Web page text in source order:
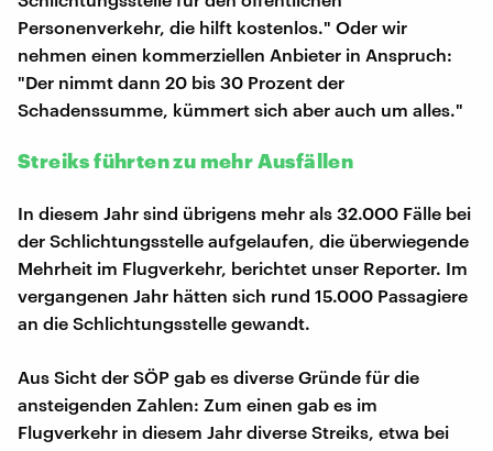
Personenverkehr, die hilft kostenlos." Oder wir
nehmen einen kommerziellen Anbieter in Anspruch:
"Der nimmt dann 20 bis 30 Prozent der
Schadenssumme, kümmert sich aber auch um alles."
Streiks führten zu mehr Ausfällen
In diesem Jahr sind übrigens mehr als 32.000 Fälle bei
der Schlichtungsstelle aufgelaufen, die überwiegende
Mehrheit im Flugverkehr, berichtet unser Reporter. Im
vergangenen Jahr hätten sich rund 15.000 Passagiere
an die Schlichtungsstelle gewandt.
Aus Sicht der SÖP gab es diverse Gründe für die
ansteigenden Zahlen: Zum einen gab es im
Flugverkehr in diesem Jahr diverse Streiks, etwa bei